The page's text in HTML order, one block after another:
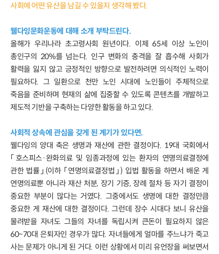
사회에 어떤 유산을 남길 수 있을지 생각해 봤다.
웰다잉문화운동에 대해 소개 부탁드린다.
올해가 우리나라 초고령사회 원년이다. 이제 65세 이상 노인이
총인구의 20%를 넘는다. 인구 변화의 충격을 잘 흡수해 사회가
활력을 잃지 않고 긍정적인 방향으로 발전하려면 의식적인 노력이
필요하다. 그 일환으로 천만 노인 시대에 노인들이 주체적으로
죽음을 준비하며 현재의 삶에 집중할 수 있도록 콘텐츠를 개발하고
제도적 기반을 구축하는 다양한 활동을 하고 있다.
사회적 상속에 관심을 갖게 된 계기가 있다면.
웰다잉의 양대 축은 생명과 재산에 관한 결정이다. 19대 국회에서
「호스피스·완화의료 및 임종과정에 있는 환자의 연명의료결정에
관한 법률」(이하 「연명의료결정법」) 입법 활동을 하면서 배운 게
연명의료뿐 아니라 재산 처분, 장기 기증, 장례 절차 등 자기 결정이
중요한 부분이 많다는 거였다. 그중에서도 생명에 대한 결정만큼
중요한 게 재산에 대한 결정이다. 그런데 장수 시대다 보니 유산을
물려받을 자녀도 그들의 자녀를 독립시켜 큰돈이 필요하지 않은
60~70대 은퇴자인 경우가 많다. 자녀들에게 얼마를 주느냐가 죽고
사는 문제가 아니게 된 거다. 이런 상황에서 미리 유언장을 써보면서